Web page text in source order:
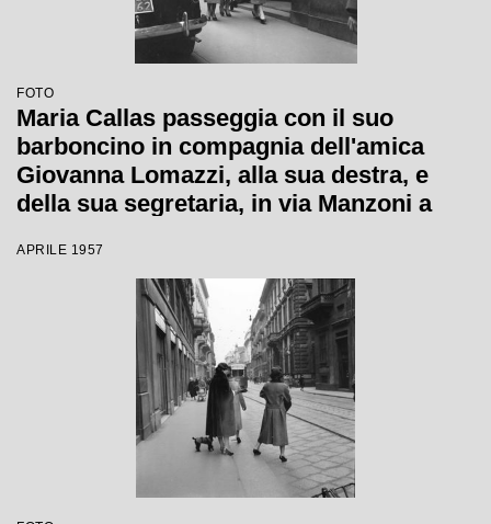
FOTO
Maria Callas passeggia con il suo
barboncino in compagnia dell'amica
Giovanna Lomazzi, alla sua destra, e
della sua segretaria, in via Manzoni a
APRILE 1957